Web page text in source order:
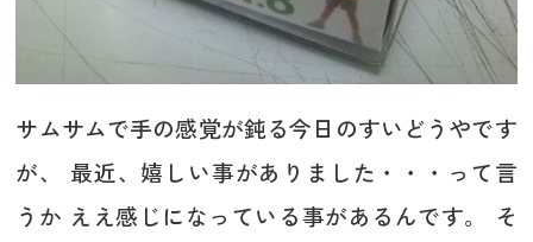
サムサムで手の感覚が鈍る今日のすいどうやです
が、 最近、嬉しい事がありました・・・って言
うか ええ感じになっている事があるんです。 そ